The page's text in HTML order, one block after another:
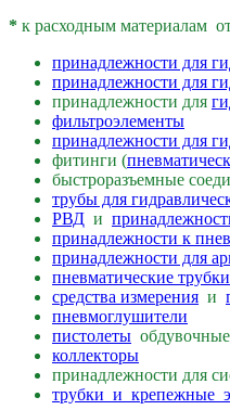
* к расходным материалам
принадлежности для
принадлежности для
принадлежности для
фильтроэлементы
принадлежности для
фитинги (
быстроразъемные
трубы для
РВД и
принадлежности к
принадлежности для
пневматические трубки
средства измерения и
пневмоглушители
пистолеты
коллекторы
принадлежности для
трубки и крепежные